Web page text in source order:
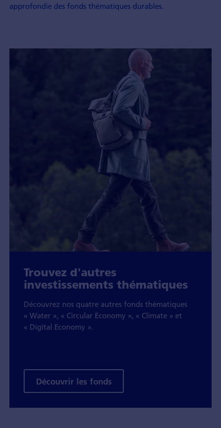
approfondie des fonds thématiques durables.
Trouvez d'autres
investissements thématiques
Découvrez nos quatre autres fonds thématiques
« Water », « Circular Economy », « Climate » et
« Digital Economy ».
Découvrir les fonds